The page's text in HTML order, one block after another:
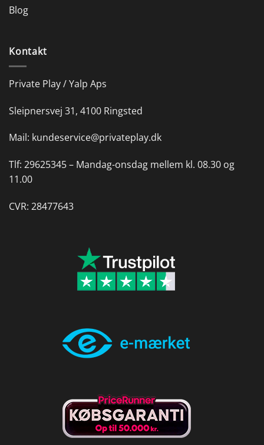
Blog
Kontakt
Private Play / Yalp Aps
Sleipnersvej 31, 4100 Ringsted
Mail: kundeservice@privateplay.dk
Tlf: 29625345 – Mandag-onsdag mellem kl. 08.30 og
11.00
CVR: 28477643